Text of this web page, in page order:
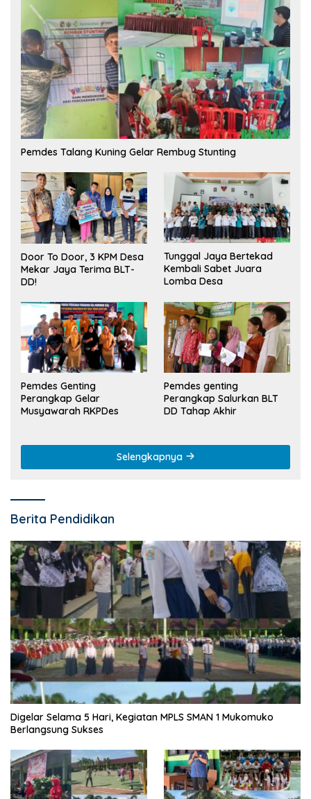
Pemdes Talang Kuning Gelar Rembug Stunting
Door To Door, 3 KPM Desa
Mekar Jaya Terima BLT-
DD!
Tunggal Jaya Bertekad
Kembali Sabet Juara
Lomba Desa
Pemdes Genting
Perangkap Gelar
Musyawarah RKPDes
Pemdes genting
Perangkap Salurkan BLT
DD Tahap Akhir
Selengkapnya
Berita Pendidikan
Digelar Selama 5 Hari, Kegiatan MPLS SMAN 1 Mukomuko
Berlangsung Sukses